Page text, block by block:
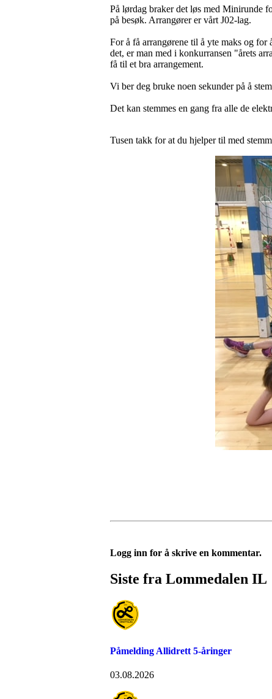
På lørdag braker det løs med Minirunde
på besøk. Arrangører er vårt J02-lag.
For å få arrangørene til å yte maks og for
det, er man med i konkurransen "årets
få til et bra arrangement.
Vi ber deg bruke noen sekunder på å
Det kan stemmes en gang fra alle de
Tusen takk for at du hjelper til med
Logg inn for å skrive en kommentar.
Siste fra Lommedalen IL
Påmelding Allidrett 5-åringer
03.08.2026